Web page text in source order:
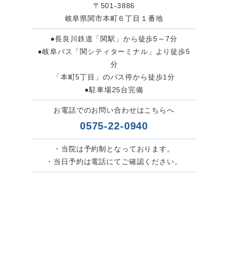
〒501-3886
岐阜県関市本町６丁目１番地
●長良川鉄道「関駅」から徒歩5～7分
●岐阜バス「関シティターミナル」より徒歩5
分
「本町5丁目」のバス停から徒歩1分
●駐車場25台完備
お電話でのお問い合わせはこちらへ
0575-22-0940
・当院は予約制となっております。
・当日予約は電話にてご確認ください。